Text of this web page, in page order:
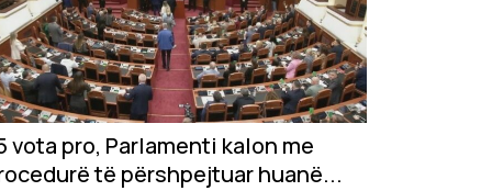
vota pro, Parlamenti kalon me
të përshpejtuar huanë...